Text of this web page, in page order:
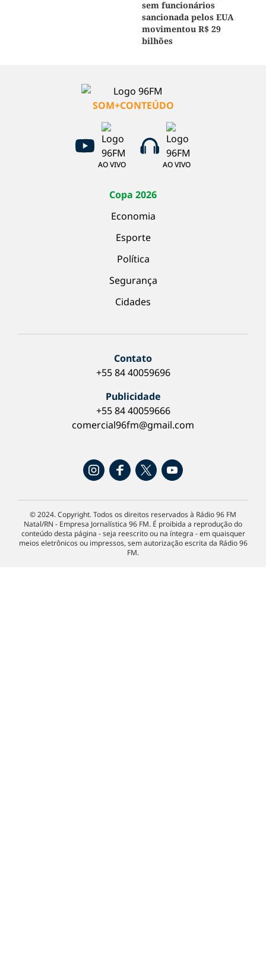
sem funcionários
sancionada pelos EUA
movimentou R$ 29
bilhões
SOM+CONTEÚDO
AO VIVO AO VIVO
Copa 2026
Economia
Esporte
Política
Segurança
Cidades
Contato
+55 84 40059696
Publicidade
+55 84 40059666
comercial96fm@gmail.com
© 2024. Copyright. Todos os direitos reservados à Rádio 96 FM
Natal/RN - Empresa Jornalística 96 FM. É proibida a reprodução do
conteúdo desta página - seja reescrito ou na íntegra - em quaisquer
meios eletrônicos ou impressos, sem autorização escrita da Rádio 96
FM.